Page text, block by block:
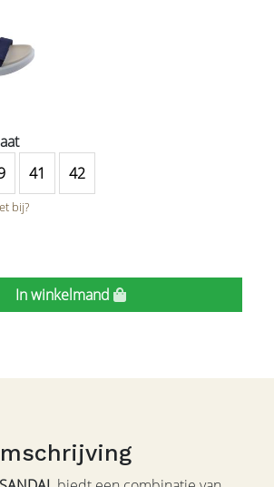
41 42
bij?
In winkelmand